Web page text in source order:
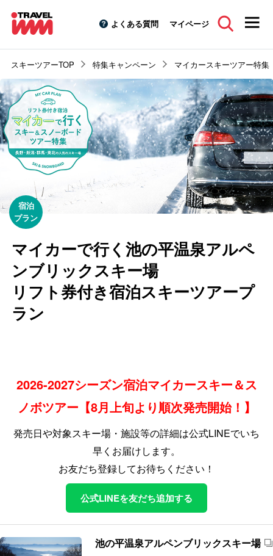
よくある質問 マイページ
スキーツアーTOP 特集キャンペーン マイカースキーツアー特集
マイカーで行く池の平温泉アルペ
ンブリックスキー場
リフト券付き宿泊スキーツアープ
ラン
2026-2027シーズン宿泊マイカースキー＆ス
ノボツアー【8月上旬より順次発売開始！】
発売日や対象スキー場・施設等の詳細は公式LINEでいち
早くお届けします。
お友だち登録してお待ちください！
公式LINEを友だち追加する
池の平温泉アルペンブリックスキー場